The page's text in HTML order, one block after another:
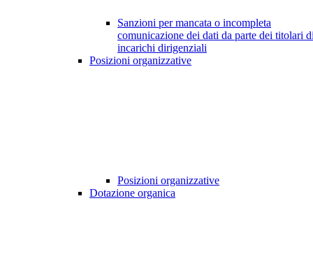
Sanzioni per mancata o incompleta
comunicazione dei dati da parte dei titolari
incarichi dirigenziali
Posizioni organizzative
Posizioni organizzative
Dotazione organica